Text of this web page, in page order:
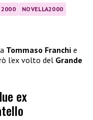
2000 NOVELLA2000
Tommaso Franchi e
l’ex volto del Grande
ex